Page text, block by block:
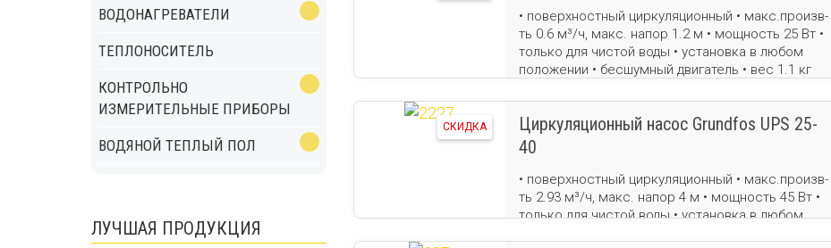
• поверхностный циркуляционный • макс.произв-
ть 0.6 м³/ч, макс. напор 1.2 м • мощность 25 Вт •
только для чистой воды • установка в любом
положении • бесшумный двигатель • вес 1.1 кг
СКИДКА
Циркуляционный насос Grundfos UPS 25-
40
• поверхностный циркуляционный • макс.произв-
ть 2.93 м³/ч, макс. напор 4 м • мощность 45 Вт •
только для чистой воды • установка в любом
ВОДОНАГРЕВАТЕЛИ
ТЕПЛОНОСИТЕЛЬ
КОНТРОЛЬНО
ИЗМЕРИТЕЛЬНЫЕ ПРИБОРЫ
ВОДЯНОЙ ТЕПЛЫЙ ПОЛ
ЛУЧШАЯ ПРОДУКЦИЯ